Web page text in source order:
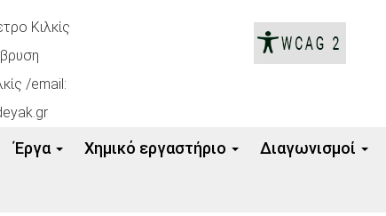
Κιλκίς
/email:
Έργα Xημικό εργαστήριο Διαγωνισμοί